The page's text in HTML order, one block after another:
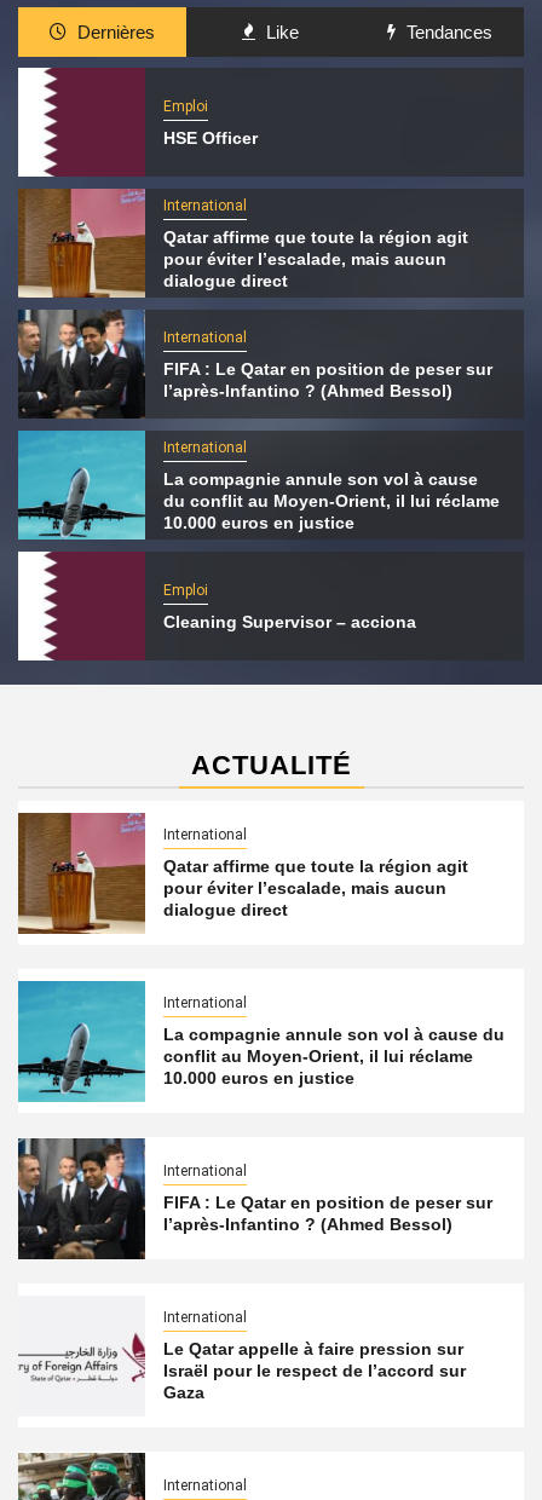
Dernières Like Tendances
Emploi
HSE Officer
International
Qatar affirme que toute la région agit
pour éviter l’escalade, mais aucun
dialogue direct
International
FIFA : Le Qatar en position de peser sur
l’après-Infantino ? (Ahmed Bessol)
International
La compagnie annule son vol à cause
du conflit au Moyen-Orient, il lui réclame
10.000 euros en justice
Emploi
Cleaning Supervisor – acciona
ACTUALITÉ
International
Qatar affirme que toute la région agit
pour éviter l’escalade, mais aucun
dialogue direct
International
La compagnie annule son vol à cause du
conflit au Moyen-Orient, il lui réclame
10.000 euros en justice
International
FIFA : Le Qatar en position de peser sur
l’après-Infantino ? (Ahmed Bessol)
International
Le Qatar appelle à faire pression sur
Israël pour le respect de l’accord sur
Gaza
International